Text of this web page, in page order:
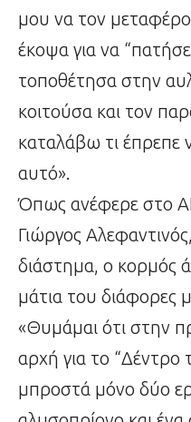
μου να τον
έκοψα για να
τοποθέτησα στην
κοιτούσα και τον
καταλάβω τι έπρεπε
αυτό».
Όπως ανέφερε στο
Γιώργος
διάστημα, ο κορμός
μάτια του διάφορες
«Θυμάμαι ότι στην
αρχή για το
μπροστά μόνο δύο